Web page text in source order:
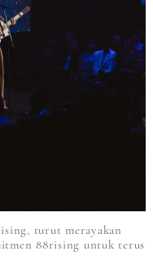
turut merayakan
88rising untuk terus